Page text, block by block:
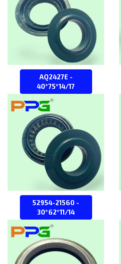
AQ2427E -
40*75*14/17
52954-21560 -
30*62*11/14